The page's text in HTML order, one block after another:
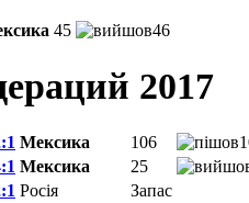
45 46
2017
Мексика 106
Мексика
25
Росія
Запас